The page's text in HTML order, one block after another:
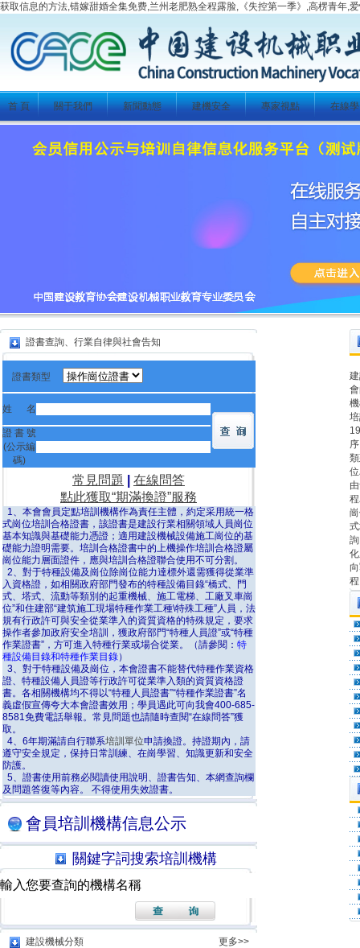
获取信息的方法,错嫁甜婚全集免费,兰州老肥熟全程露脸,《失控第一季》,高楞青年,
首 頁 關于我們 新聞動態 建機安全 專家視點 在線
證書查詢、行業自律與社會告知
證書類型
姓 名
證 書 號
(公示編
碼)
常見問題
在線問答
點此獲取“期滿換證”服務
1、本會會員定點培訓機構作為責任主體，約定采用統一格
式崗位培訓合格證書，該證書是建設行業相關領域人員崗位
基本知識與基礎能力憑證；適用建設機械設備施工崗位的基
礎能力證明需要。培訓合格證書中的上機操作培訓合格證屬
崗位能力層面證件，應與培訓合格證聯合使用不可分割。
2、對于特種設備及崗位除崗位能力達標外還需獲得從業準
入資格證，如相關政府部門發布的特種設備目錄“橋式、門
式、塔式、流動等類別的起重機械、施工電梯、工廠叉車崗
位”和住建部“建筑施工現場特種作業工種\特殊工種”人員，法
規有行政許可與安全從業準入的資質資格的特殊規定，要求
操作者參加政府安全培訓，獲政府部門“特種人員證”或“特種
作業證書”，方可進入特種行業或場合從業。（請參閱： 特
種設備目錄和特種作業目錄）
3、對于特種設備及崗位，本會證書不能替代特種作業資格
證、特種設備人員證等行政許可從業準入類的資質資格證
書。各相關機構均不得以“特種人員證書”“特種作業證書”名
義虛假宣傳夸大本會證書效用；學員遇此可向我會400-685-
8581免費電話舉報。常見問題也請隨時查閱“在線問答”獲
取。
4、6年期滿請自行聯系培訓單位申請換證。持證期內，請
遵守安全規定，保持日常訓練、在崗學習、知識更新和安全
防護。
5、證書使用前務必閱讀使用說明、證書告知、本網查詢欄
及問題答復等內容。 不得使用失效證書。
會員培訓機構信息公示
關鍵字詞搜索培訓機構
建設機械分類
更多>>
化